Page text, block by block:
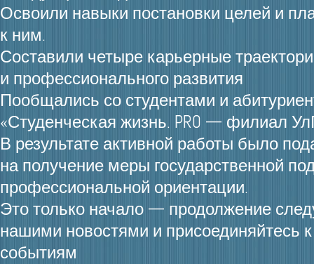
Освоили навыки постановки целей и
к ним.
Составили четыре карьерные
и профессионального развития
Пообщались со студентами и
«Студенческая жизнь. PRO — филиал
В результате активной работы было
на получение меры государственной
профессиональной ориентации.
Это только начало — продолжение
нашими новостями и присоединяйтесь
событиям